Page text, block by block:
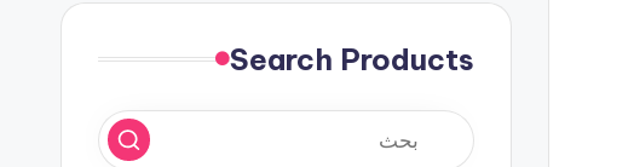
Search Products